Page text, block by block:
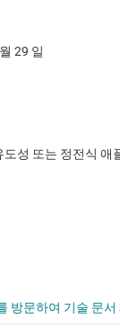
29 일
성 또는 정전식
방문하여 기술 문